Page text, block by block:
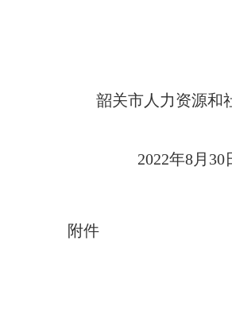
韶关市人力资源和
2022年8月
附件